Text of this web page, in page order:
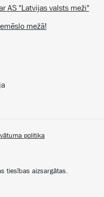
AS "Latvijas valsts meži"
mežā!
tiesības aizsargātas.
politika